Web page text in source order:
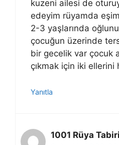
kuzeni ailesi de
edeyim rüyamda
2-3 yaşlarında
çocuğun üzerinde
bir gecelik var çocuk
çıkmak için iki ellerini
Yanıtla
1001 Rüya Tabiri